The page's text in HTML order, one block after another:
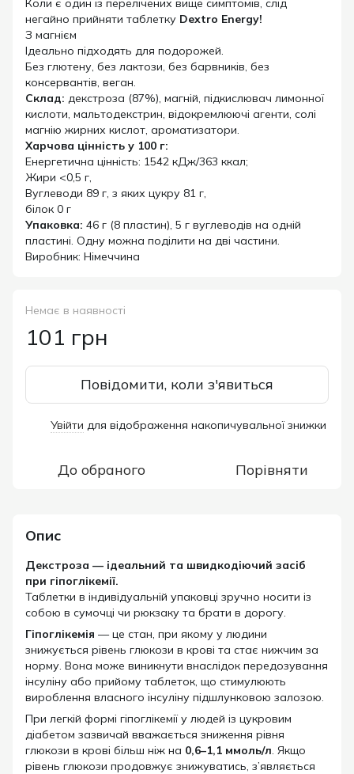
Коли є один із перелічених вище симптомів, слід
негайно прийняти таблетку Dextro Energy!
З магнієм
Ідеально підходять для подорожей.
Без глютену, без лактози, без барвників, без
консервантів, веган.
Склад: декстроза (87%), магній, підкислювач лимонної
кислоти, мальтодекстрин, відокремлюючі агенти, солі
магнію жирних кислот, ароматизатори.
Харчова цінність у 100 г:
Енергетична цінність: 1542 кДж/363 ккал;
Жири <0,5 г,
Вуглеводи 89 г, з яких цукру 81 г,
білок 0 г
Упаковка: 46 г (8 пластин), 5 г вуглеводів на одній
пластині. Одну можна поділити на дві частини.
Виробник: Німеччина
Немає в наявності
101 грн
Повідомити, коли з'явиться
Увійти для відображення накопичувальної знижки
До обраного Порівняти
Опис
Декстроза — ідеальний та швидкодіючий засіб
при гіпоглікемії.
Таблетки в індивідуальній упаковці зручно носити із
собою в сумочці чи рюкзаку та брати в дорогу.
Гіпоглікемія — це стан, при якому у людини
знижується рівень глюкози в крові та стає нижчим за
норму. Вона може виникнути внаслідок передозування
інсуліну або прийому таблеток, що стимулюють
вироблення власного інсуліну підшлунковою залозою.
При легкій формі гіпоглікемії у людей із цукровим
діабетом зазвичай вважається зниження рівня
глюкози в крові більш ніж на 0,6–1,1 ммоль/л. Якщо
рівень глюкози продовжує знижуватись, з’являється